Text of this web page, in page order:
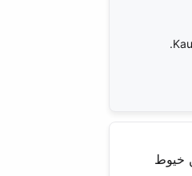
خيوط